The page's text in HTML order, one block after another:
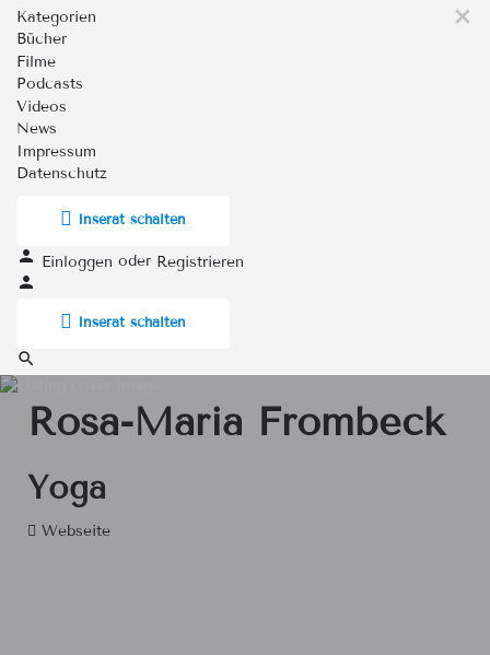
Kategorien
Bücher
Filme
Podcasts
Videos
News
Impressum
Datenschutz
Inserat schalten
Einloggen oder Registrieren
Inserat schalten
Rosa-Maria Frombeck
Yoga
Webseite